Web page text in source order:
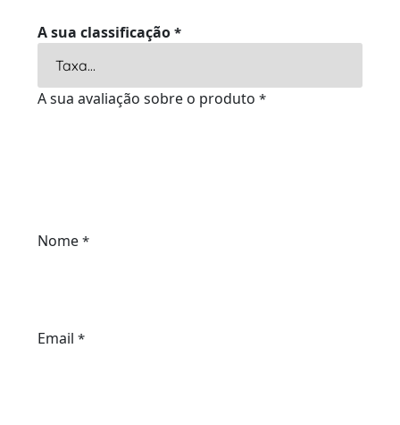
A sua classificação *
A sua avaliação sobre o produto *
Nome *
Email *